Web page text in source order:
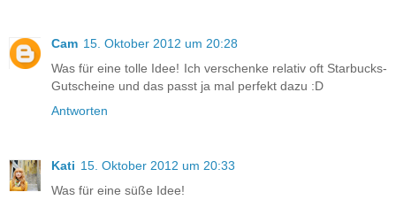
Cam 15. Oktober 2012 um 20:28
Was für eine tolle Idee! Ich verschenke relativ oft Starbucks-
Gutscheine und das passt ja mal perfekt dazu :D
Antworten
Kati 15. Oktober 2012 um 20:33
Was für eine süße Idee!